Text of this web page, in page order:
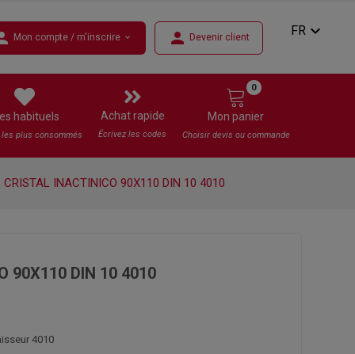
Mon compte / m'inscrire expand_more person Devenir client FR expand_more
habituels
plus consommés
Achat rapide
Écrivez les codes
Mon panier
0
Choisir devis ou commande
CRISTAL INACTINICO 90X110 DIN 10 4010
90X110 DIN 10 4010
4010